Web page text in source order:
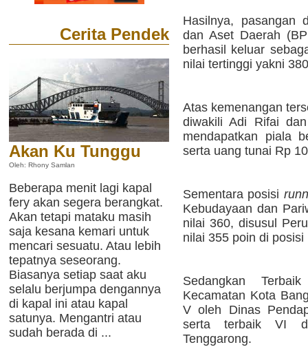
Cerita Pendek
Akan Ku Tunggu
Oleh: Rhony Samlan
Beberapa menit lagi kapal
fery akan segera berangkat.
Akan tetapi mataku masih
saja kesana kemari untuk
mencari sesuatu. Atau lebih
tepatnya seseorang.
Biasanya setiap saat aku
selalu berjumpa dengannya
di kapal ini atau kapal
satunya. Mengantri atau
sudah berada di ...
Hasilnya, pasangan
dan Aset Daerah
berhasil keluar
nilai tertinggi yakni
Atas kemenangan
diwakili Adi Rifai
mendapatkan piala
serta uang tunai Rp
Sementara posisi
Kebudayaan dan
nilai 360, disusul
nilai 355 poin di posisi
Sedangkan
Kecamatan Kota
V oleh Dinas
serta terbaik VI
Tenggarong.